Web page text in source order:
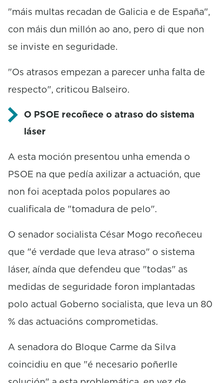
"máis multas recadan de Galicia e de España",
con máis dun millón ao ano, pero di que non
se inviste en seguridade.
"Os atrasos empezan a parecer unha falta de
respecto", criticou Balseiro.
O PSOE recoñece o atraso do sistema
láser
A esta moción presentou unha emenda o
PSOE na que pedía axilizar a actuación, que
non foi aceptada polos populares ao
cualificala de "tomadura de pelo".
O senador socialista César Mogo recoñeceu
que "é verdade que leva atraso" o sistema
láser, aínda que defendeu que "todas" as
medidas de seguridade foron implantadas
polo actual Goberno socialista, que leva un 80
% das actuacións comprometidas.
A senadora do Bloque Carme da Silva
coincidiu en que "é necesario poñerlle